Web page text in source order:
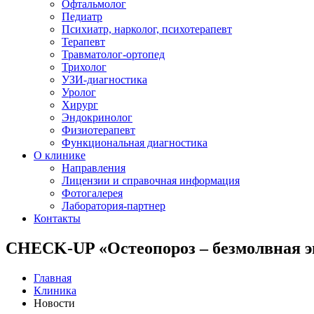
Офтальмолог
Педиатр
Психиатр, нарколог, психотерапевт
Терапевт
Травматолог-ортопед
Трихолог
УЗИ-диагностика
Уролог
Хирург
Эндокринолог
Физиотерапевт
Функциональная диагностика
О клинике
Направления
Лицензии и справочная информация
Фотогалерея
Лаборатория-партнер
Контакты
CHECK-UP «Остеопороз – безмолвная
Главная
Клиника
Новости